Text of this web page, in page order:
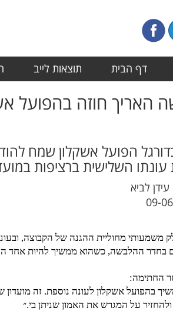
דף הבית תוצאות לייב
האריך חוזה בהפועל
הפועל אשקלון שמח
השלישית ברציפות במועדון
עידן לביא
09-
משמעותי מחוליית ההגנה של הקבוצה,
בחדר ההלבשה, כשהוא ממשיך להיות אחד
החתימה:
בהפועל אשקלון לעונה נוספת. זה
על המגרש את האמון שניתן בי.״